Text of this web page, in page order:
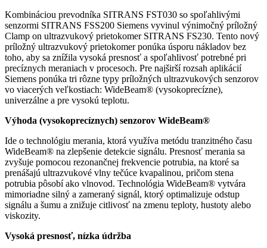
Kombináciou prevodníka SITRANS FST030 so spoľahlivými
senzormi SITRANS FSS200 Siemens vyvinul výnimočný príložný
Clamp on ultrazvukový prietokomer SITRANS FS230. Tento nový
príložný ultrazvukový prietokomer ponúka úsporu nákladov bez
toho, aby sa znížila vysoká presnosť a spoľahlivosť potrebné pri
precíznych meraniach v procesoch. Pre najširší rozsah aplikácií
Siemens ponúka tri rôzne typy príložných ultrazvukových senzorov
vo viacerých veľkostiach: WideBeam® (vysokoprecízne),
univerzálne a pre vysokú teplotu.
Výhoda (vysokoprecíznych) senzorov WideBeam®
Ide o technológiu merania, ktorá využíva metódu tranzitného času
WideBeam® na zlepšenie detekcie signálu. Presnosť merania sa
zvyšuje pomocou rezonančnej frekvencie potrubia, na ktoré sa
prenášajú ultrazvukové vlny tečúce kvapalinou, pričom stena
potrubia pôsobí ako vlnovod. Technológia WideBeam® vytvára
mimoriadne silný a zameraný signál, ktorý optimalizuje odstup
signálu a šumu a znižuje citlivosť na zmenu teploty, hustoty alebo
viskozity.
Vysoká presnosť, nízka údržba